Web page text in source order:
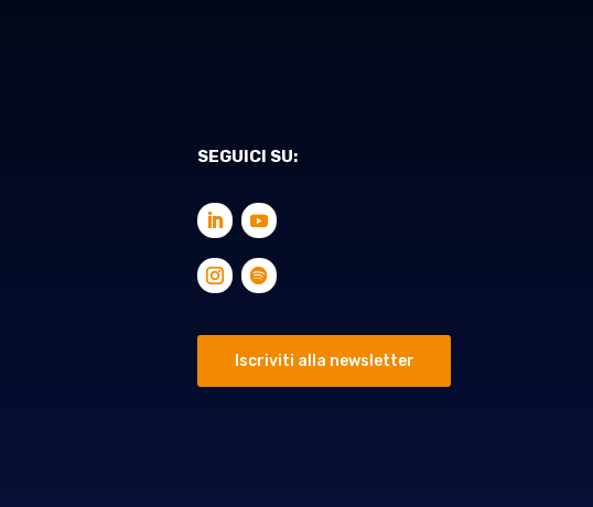
SEGUICI SU:
Iscriviti alla newsletter